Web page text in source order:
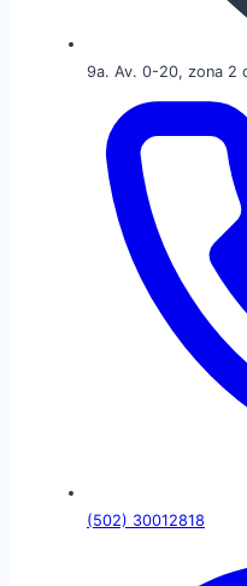
9a. Av. 0-20, zona 2
(502) 30012818